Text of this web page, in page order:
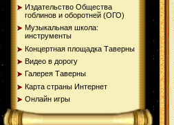
Издательство Общества
гоблинов и оборотней (ОГО)
Музыкальная школа:
инструменты
Концертная площадка Таверны
Видео в дорогу
Галерея Таверны
Карта страны Интернет
Онлайн игры